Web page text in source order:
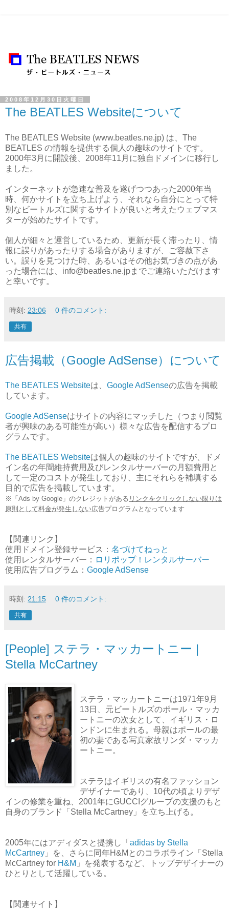
2008年12月30日火曜日
The BEATLES Websiteについて
The BEATLES Website (www.beatles.ne.jp) は、The
BEATLES の情報を提供する個人の趣味のサイトです。
2000年3月に開設後、2008年11月に独自ドメインに移行し
ました。
インターネットが急速な普及を遂げつつあった2000年当
時、何かサイトを立ち上げよう、それなら自分にとって特
別なビートルズに関するサイトが良いと考えたウェブマス
ターが始めたサイトです。
個人が細々と運営しているため、更新が長く滞ったり、情
報に誤りがあったりする場合がありますが、ご容赦下さ
い。誤りを見つけた時、あるいはその他お気づきの点があ
った場合には、info@beatles.ne.jpまでご連絡いただけます
と幸いです。
時刻: 23:06 0 件のコメント:
共有
広告掲載（Google AdSense）について
The BEATLES Websiteは、 Google AdSenseの広告を掲載
しています。
Google AdSenseはサイトの内容にマッチした（つまり閲覧
者が興味のある可能性が高い）様々な広告を配信するプロ
グラムです。
The BEATLES Websiteは個人の趣味のサイトですが、ドメ
イン名の年間維持費用及びレンタルサーバーの月額費用と
して一定のコストが発生しており、主にそれらを補填する
目的で広告を掲載しています。
※「Ads by Google」のクレジットがある リンクをクリックしない限りは
原則として料金が発生しない広告プログラムとなっています
【関連リンク】
使用ドメイン登録サービス： 名づけてねっと
使用レンタルサーバー： ロリポップ！レンタルサーバー
使用広告プログラム： Google AdSense
時刻: 21:15 0 件のコメント:
共有
[People] ステラ・マッカートニー |
Stella McCartney
ステラ・マッカートニーは1971年9月
13日、元ビートルズのポール・マッカ
ートニーの次女として、イギリス・ロ
ンドンに生まれる。母親はポールの最
初の妻である写真家故リンダ・マッカ
ートニー。
ステラはイギリスの有名ファッション
デザイナーであり、10代の頃よりデザ
インの修業を重ね、2001年にGUCCIグループの支援のもと
自身のブランド「Stella McCartney」を立ち上げる。
2005年にはアディダスと提携し「 adidas by Stella
McCartney 」を、さらに同年H&Mとのコラボライン「Stella
McCartney for H&M 」を発表するなど、トップデザイナーの
ひとりとして活躍している。
【関連サイト】